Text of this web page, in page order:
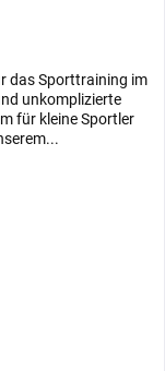
das Sporttraining im
unkomplizierte
für kleine Sportler